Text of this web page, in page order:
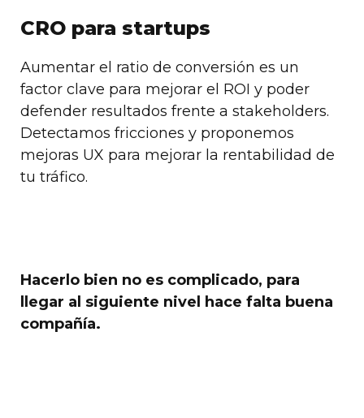
CRO para startups
Aumentar el ratio de conversión es un
factor clave para mejorar el ROI y poder
defender resultados frente a stakeholders.
Detectamos fricciones y proponemos
mejoras UX para mejorar la rentabilidad de
tu tráfico.
Hacerlo bien no es complicado, para
llegar al siguiente nivel hace falta buena
compañía.